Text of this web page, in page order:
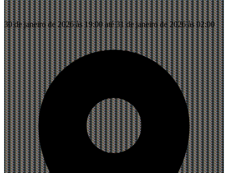
30 de janeiro de 2026 às 19:00 até 31 de janeiro de 2026 às 02:00